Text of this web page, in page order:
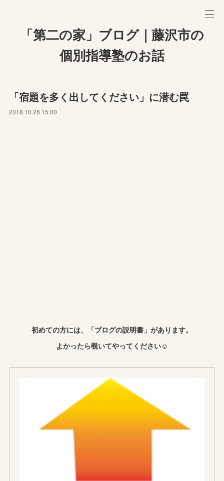
「第二の家」ブログ｜藤沢市の
個別指導塾のお話
「宿題を多く出してください」に潜む罠
2018.10.26 15:00
初めての方には、「ブログの説明書」があります。
よかったら覗いてやってください☺︎